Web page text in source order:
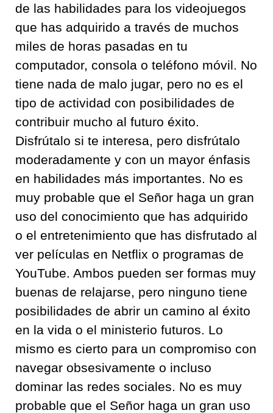
de las habilidades para los videojuegos
que has adquirido a través de muchos
miles de horas pasadas en tu
computador, consola o teléfono móvil. No
tiene nada de malo jugar, pero no es el
tipo de actividad con posibilidades de
contribuir mucho al futuro éxito.
Disfrútalo si te interesa, pero disfrútalo
moderadamente y con un mayor énfasis
en habilidades más importantes. No es
muy probable que el Señor haga un gran
uso del conocimiento que has adquirido
o el entretenimiento que has disfrutado al
ver películas en Netflix o programas de
YouTube. Ambos pueden ser formas muy
buenas de relajarse, pero ninguno tiene
posibilidades de abrir un camino al éxito
en la vida o el ministerio futuros. Lo
mismo es cierto para un compromiso con
navegar obsesivamente o incluso
dominar las redes sociales. No es muy
probable que el Señor haga un gran uso